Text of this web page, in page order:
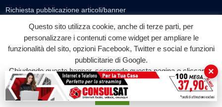
Richiesta pubblicazione articoli/banner
SEGUICI SUI SOCIAL
f
Facebook
◎ ▶
YouTube
© 2026 LABTV - Tutti i diritti riservati
Questo sito utilizza cookie, anche di terze parti, per
personalizzare i contenuti come widget per ampliare le
funzionalità del sito, opzioni Facebook, Twitter e social e funzioni
pubblicitarie di Google.
Chiudendo questo banner, scorrendo questa pagina o cliccando
su qualunque suo elemento acconsenti all'uso dei cookie.
Accetta
×